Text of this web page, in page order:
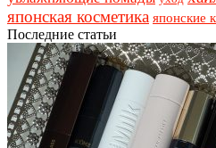
японская косметика японские
Последние статьи